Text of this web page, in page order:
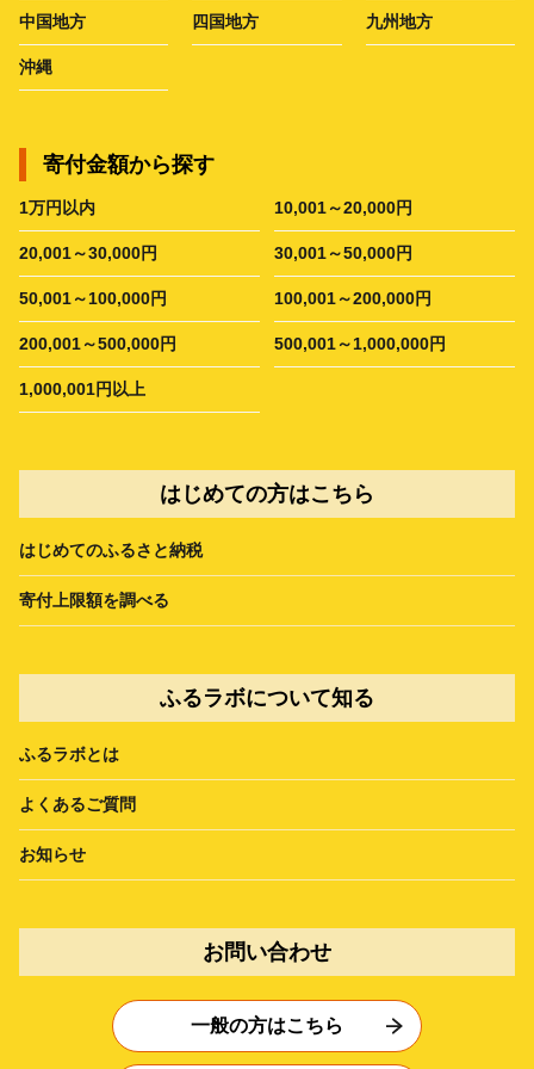
中国地方 四国地方 九州地方
沖縄
寄付金額から探す
1万円以内 10,001～20,000円
20,001～30,000円 30,001～50,000円
50,001～100,000円 100,001～200,000円
200,001～500,000円 500,001～1,000,000円
1,000,001円以上
はじめての方はこちら
はじめてのふるさと納税
寄付上限額を調べる
ふるラボについて知る
ふるラボとは
よくあるご質問
お知らせ
お問い合わせ
一般の方はこちら